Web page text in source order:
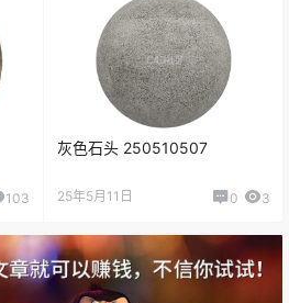
103
灰色石头 250510507
25年5月11日 0 3